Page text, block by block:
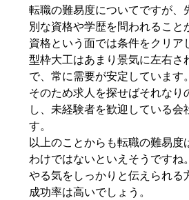
転職の難易度についてですが、
別な資格や学歴を問われること
資格という面では条件をクリア
型枠大工はあまり景気に左右さ
で、常に需要が安定しています。
そのため求人を探せばそれなり
し、未経験者を歓迎している会
す。
以上のことからも転職の難易度
わけではないといえそうですね。
やる気をしっかりと伝えられる
成功率は高いでしょう。